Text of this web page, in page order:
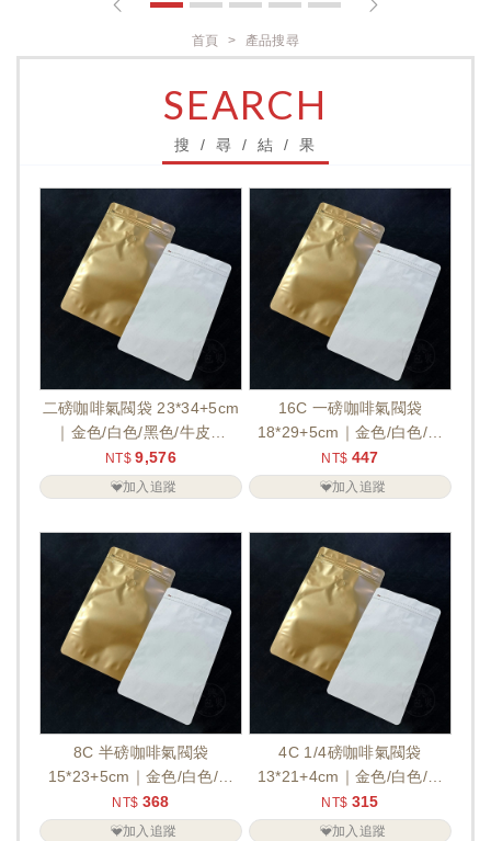
1 2 3 4 5
首頁 產品搜尋
SEARCH
搜 / 尋 / 結 / 果
二磅咖啡氣閥袋 23*34+5cm
｜金色/白色/黑色/牛皮色
【800入】【預訂商...
NT$ 9,576
加入追蹤
16C 一磅咖啡氣閥袋
18*29+5cm｜金色/白色/黑
色/牛皮色【50入】
NT$ 447
加入追蹤
8C 半磅咖啡氣閥袋
15*23+5cm｜金色/白色/黑
色/牛皮色【50入】
NT$ 368
加入追蹤
4C 1/4磅咖啡氣閥袋
13*21+4cm｜金色/白色/黑
色/牛皮色【50入】...
NT$ 315
加入追蹤